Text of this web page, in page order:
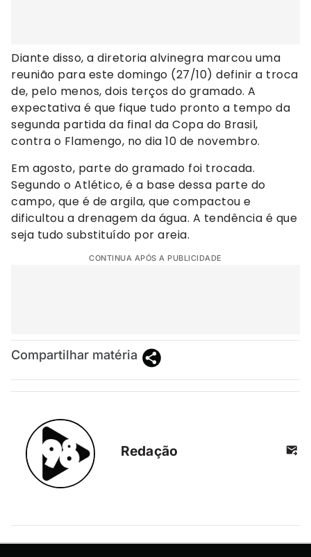
Diante disso, a diretoria alvinegra marcou uma
reunião para este domingo (27/10) definir a troca
de, pelo menos, dois terços do gramado. A
expectativa é que fique tudo pronto a tempo da
segunda partida da final da Copa do Brasil,
contra o Flamengo, no dia 10 de novembro.
Em agosto, parte do gramado foi trocada.
Segundo o Atlético, é a base dessa parte do
campo, que é de argila, que compactou e
dificultou a drenagem da água. A tendência é que
seja tudo substituído por areia.
CONTINUA APÓS A PUBLICIDADE
Compartilhar matéria
Redação